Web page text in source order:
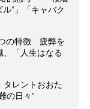
”」「キャバク
の特徴 疲弊を
、「人生はなる
タレントおおた
の日々”